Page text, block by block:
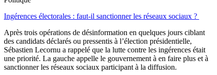
Ingérences électorales : faut-il sanctionner les réseaux sociaux ?
Après trois opérations de désinformation en quelques jours ciblant
des candidats déclarés ou pressentis à l’élection présidentielle,
Sébastien Lecornu a rappelé que la lutte contre les ingérences était
une priorité. La gauche appelle le gouvernement à en faire plus et à
sanctionner les réseaux sociaux participant à la diffusion.